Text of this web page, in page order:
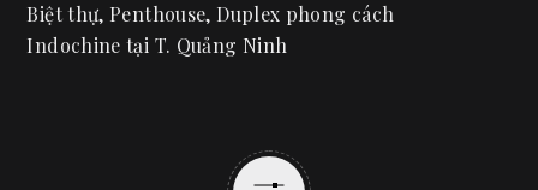
Biệt thự, Penthouse, Duplex phong cách
Indochine tại T. Quảng Ninh